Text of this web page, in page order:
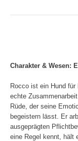
Charakter & Wesen:
Rocco ist ein Hund für
echte
Rüde, der seine
begeistern lässt. Er
ausgeprägten
eine Regel kennt, hält